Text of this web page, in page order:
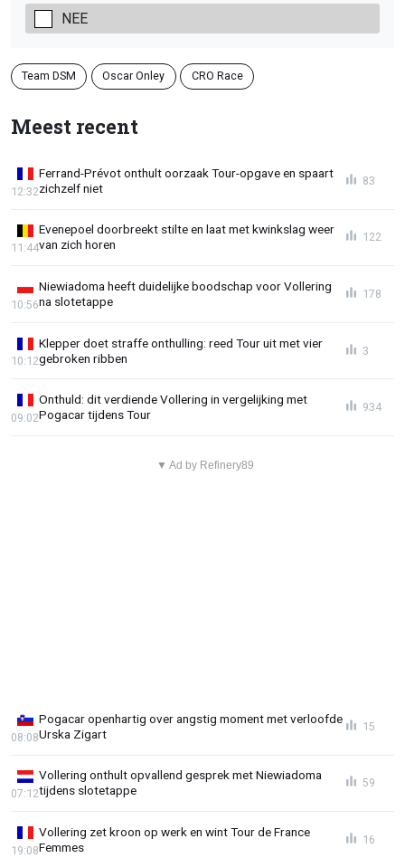
NEE
Team DSM Oscar Onley CRO Race
Meest recent
Ferrand-Prévot onthult oorzaak Tour-opgave en spaart
zichzelf niet
12:32
83
Evenepoel doorbreekt stilte en laat met kwinkslag weer
van zich horen
11:44
122
Niewiadoma heeft duidelijke boodschap voor Vollering
na slotetappe
10:56
178
Klepper doet straffe onthulling: reed Tour uit met vier
gebroken ribben
10:12
3
Onthuld: dit verdiende Vollering in vergelijking met
Pogacar tijdens Tour
09:02
934
▼ Ad by Refinery89
Pogacar openhartig over angstig moment met verloofde
Urska Zigart
08:08
15
Vollering onthult opvallend gesprek met Niewiadoma
tijdens slotetappe
07:12
59
Vollering zet kroon op werk en wint Tour de France
Femmes
19:08
16